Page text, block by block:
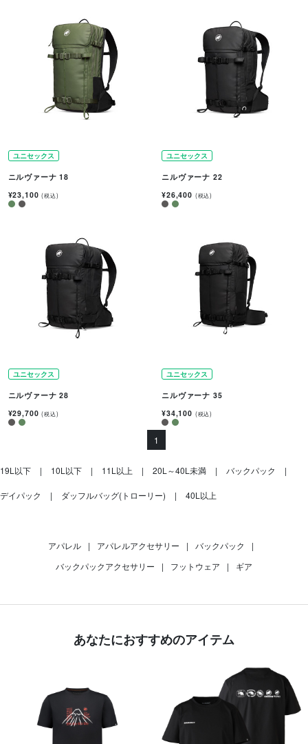
ユニセックス
ニルヴァーナ 18
¥23,100(税込)
ユニセックス
ニルヴァーナ 22
¥26,400 (税込)
ユニセックス
ニルヴァーナ 28
¥29,700(税込)
ユニセックス
ニルヴァーナ 35
¥34,100 (税込)
1
19L以下 10L以下 11L以上 20L～40L未満 バックパック
デイパック ダッフルバッグ(トローリー) 40L以上
アパレル | アパレルアクセサリー | バックパック
|
バックパックアクセサリー
| フットウェア | ギア
あなたにおすすめのアイテム